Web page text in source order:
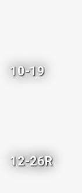
10-19
12-26R